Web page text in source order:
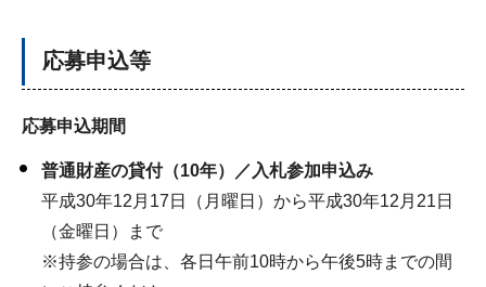
応募申込等
応募申込期間
普通財産の貸付（10年）／入札参加申込み
平成30年12月17日（月曜日）から平成30年12月21日
（金曜日）まで
※持参の場合は、各日午前10時から午後5時までの間